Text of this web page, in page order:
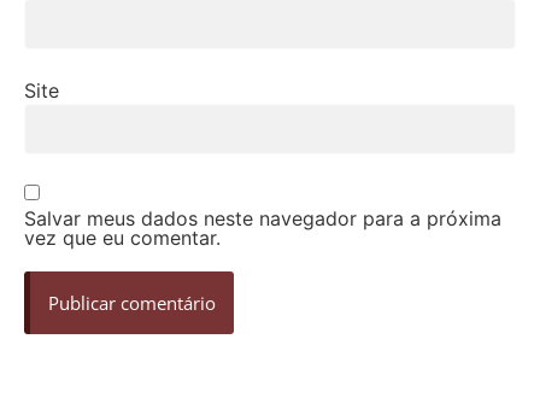
Site
Salvar meus dados neste navegador para a próxima
vez que eu comentar.